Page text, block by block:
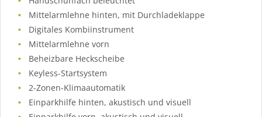
Mittelarmlehne hinten, mit Durchladeklappe
Digitales Kombiinstrument
Mittelarmlehne vorn
Beheizbare Heckscheibe
Keyless-Startsystem
2-Zonen-Klimaautomatik
Einparkhilfe hinten, akustisch und visuell